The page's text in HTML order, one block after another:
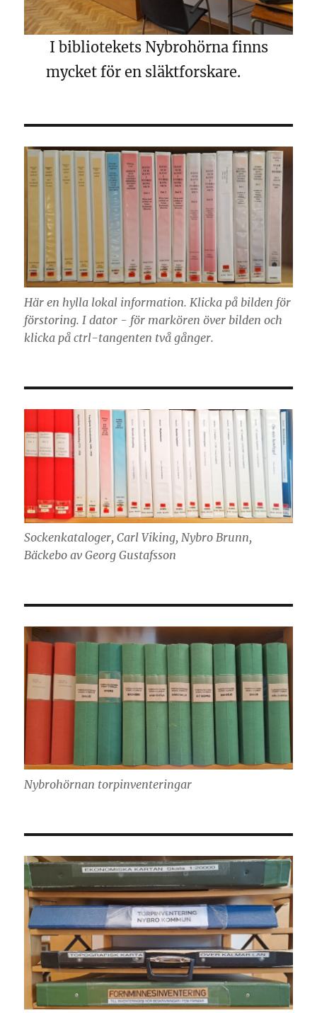
I bibliotekets Nybrohörna finns
mycket för en släktforskare.
Här en hylla lokal information. Klicka på bilden för
förstoring. I dator - för markören över bilden och
klicka på ctrl-tangenten två gånger.
Sockenkataloger, Carl Viking, Nybro Brunn,
Bäckebo av Georg Gustafsson
Nybrohörnan torpinventeringar